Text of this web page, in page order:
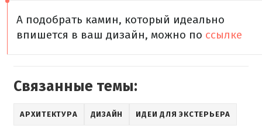
А подобрать камин, который идеально
впишется в ваш дизайн, можно по ссылке
Связанные темы:
АРХИТЕКТУРА ДИЗАЙН ИДЕИ ДЛЯ ЭКСТЕРЬЕРА